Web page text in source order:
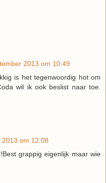
2013 om 10:49
is het tegenwoordig hot om
wil ik ook beslist naar toe.
om 12:08
grappig eigenlijk maar wie